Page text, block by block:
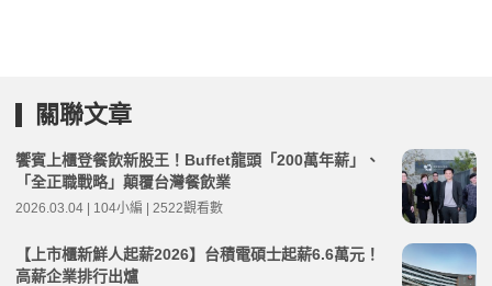
關聯文章
饗賓上櫃登餐飲新股王！Buffet龍頭「200萬年薪」、
「全正職戰略」顛覆台灣餐飲業
2026.03.04 | 104小編 | 2522觀看數
【上市櫃新鮮人起薪2026】台積電碩士起薪6.6萬元！
高薪企業排行出爐